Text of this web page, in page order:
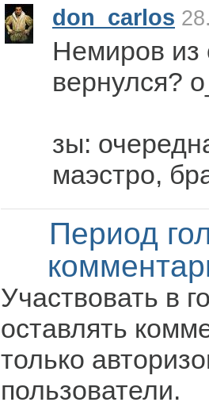
don_carlos
Немиров из
вернулся?
зы:
маэстро,
Период
Участвовать в
оставлять
только
пользователи.